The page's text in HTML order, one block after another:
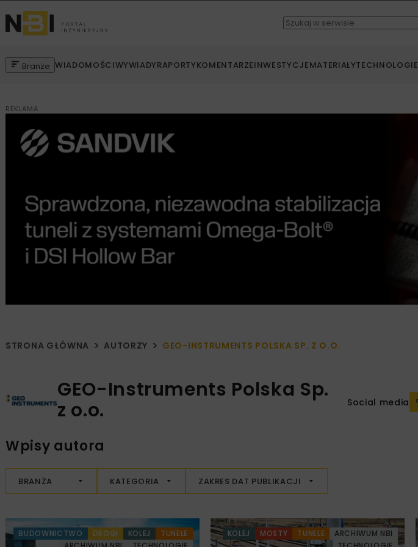
Branże WIADOMOŚCIWYWIADYRAPORTYKOMENTARZEINWESTYCJEMATERIAŁYTECHNOLOGIE
REKLAMA
STRONA GŁÓWNA AUTORZY GEO-INSTRUMENTS POLSKA SP. Z O.O.
GEO-Instruments Polska Sp.
z o.o.
Social media
Wpisy autora
BRANŻA KATEGORIA ZAKRES DAT PUBLIKACJI
BUDOWNICTWO DROGI KOLEJ
TUNELE
KOLEJ MOSTY TUNELE
ARCHIWUM NBI